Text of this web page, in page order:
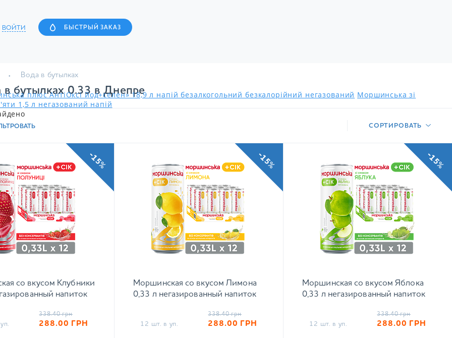
ВОЙТИ БЫСТРЫЙ ЗАКАЗ
плюс АнтіОксі йод+селен» 18,9 л напій безалкогольний безкалорійний негазований Моршинська зі
1,5 л негазований напій
Вода в бутылках
в бутылках 0.33 в Днепре
СОРТИРОВАТЬ
со вкусом Клубники
напиток
338.40 грн
288.00 ГРН
-15%
Моршинская со вкусом Лимона
0,33 л негазированный напиток
12 шт. в уп.
338.40 грн
288.00 ГРН
-15%
Моршинская со вкусом Яблока
0,33 л негазированный напиток
12 шт. в уп.
338.40 грн
288.00 ГРН
-15%